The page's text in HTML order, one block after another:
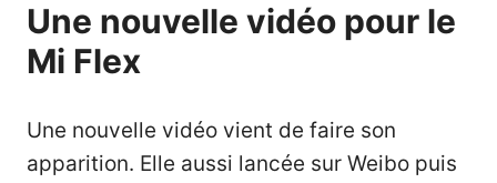
Une nouvelle vidéo pour le
Mi Flex
Une nouvelle vidéo vient de faire son
apparition. Elle aussi lancée sur Weibo puis